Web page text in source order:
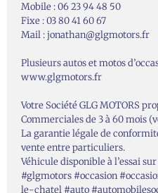
Mobile : 06 23 94 48 50
Fixe : 03 80 41 60 67
Mail : jonathan@glgmotors.fr
Plusieurs autos et motos
www.glgmotors.fr
Votre Société GLG MOTORS
Commerciales de 3 à 60 mois
La garantie légale de
vente entre particuliers.
Véhicule disponible à l’essai
#glgmotors #occasion
le-chatel #auto